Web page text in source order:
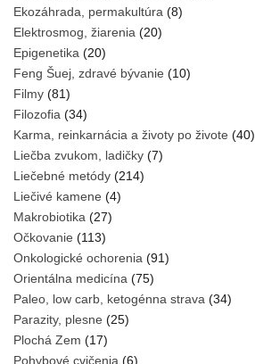
Ekozáhrada, permakultúra (8)
Elektrosmog, žiarenia (20)
Epigenetika (20)
Feng Šuej, zdravé bývanie (10)
Filmy (81)
Filozofia (34)
Karma, reinkarnácia a životy po živote (40)
Liečba zvukom, ladičky (7)
Liečebné metódy (214)
Liečivé kamene (4)
Makrobiotika (27)
Očkovanie (113)
Onkologické ochorenia (91)
Orientálna medicína (75)
Paleo, low carb, ketogénna strava (34)
Parazity, plesne (25)
Plochá Zem (17)
Pohybové cvičenia (6)